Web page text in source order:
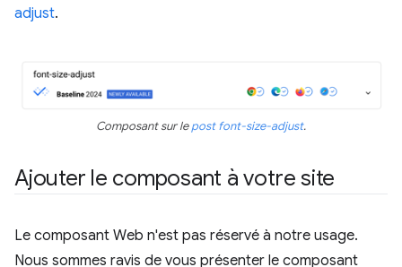
adjust.
Composant sur lepost font-size-adjust.
Ajouter le composant à votre site
Le composant Web n'est pas réservé à notre usage.
Nous sommes ravis de vous présenter le composant